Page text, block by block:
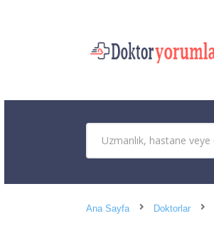
Ana Sayfa Doktorlar